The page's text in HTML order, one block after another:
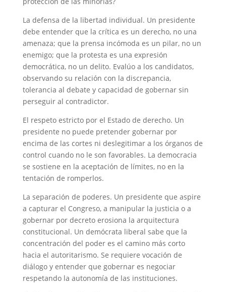
La defensa de la libertad individual. Un presidente
debe entender que la crítica es un derecho, no una
amenaza; que la prensa incómoda es un pilar, no un
enemigo; que la protesta es una expresión
democrática, no un delito. Evalúo a los candidatos,
observando su relación con la discrepancia,
tolerancia al debate y capacidad de gobernar sin
perseguir al contradictor.
El respeto estricto por el Estado de derecho. Un
presidente no puede pretender gobernar por
encima de las cortes ni deslegitimar a los órganos de
control cuando no le son favorables. La democracia
se sostiene en la aceptación de límites, no en la
tentación de romperlos.
La separación de poderes. Un presidente que aspire
a capturar el Congreso, a manipular la justicia o a
gobernar por decreto erosiona la arquitectura
constitucional. Un demócrata liberal sabe que la
concentración del poder es el camino más corto
hacia el autoritarismo. Se requiere vocación de
diálogo y entender que gobernar es negociar
respetando la autonomía de las instituciones.